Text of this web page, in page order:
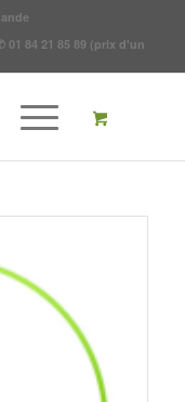
01 84 21 85 89 (prix d'un